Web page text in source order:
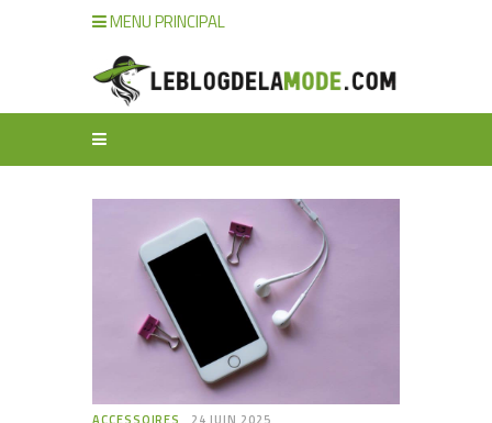
MENU PRINCIPAL
ACCESSOIRES 24 JUIN 2025